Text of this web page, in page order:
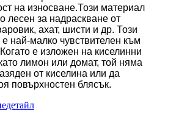
на износване.Този материал
лесен за надраскване от
ахат, шисти и др. Този
най-малко чувствителен към
е изложен на киселинни
лимон или домат, той няма
от киселина или да
повърхностен блясък.
детайл